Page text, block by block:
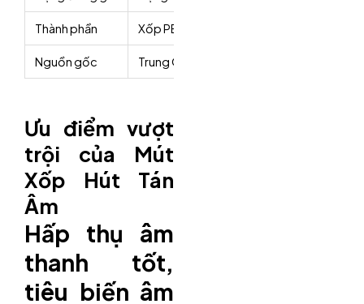
Thành phần Xốp PE Foam.
Nguồn gốc Trung Quốc, Việt Nam.
Ưu điểm vượt
trội của Mút
Xốp Hút Tán
Âm
Hấp thụ âm
thanh tốt,
tiêu biến âm